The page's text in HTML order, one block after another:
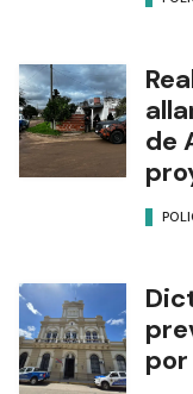
de